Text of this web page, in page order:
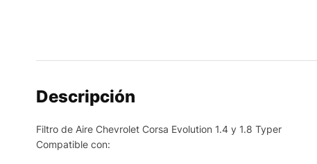
Descripción
Filtro de Aire Chevrolet Corsa Evolution 1.4 y 1.8 Typer
Compatible con: